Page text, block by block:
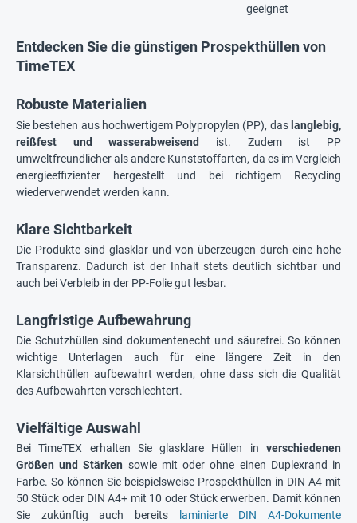
geeignet
Entdecken Sie die günstigen Prospekthüllen von
TimeTEX
Robuste Materialien
Sie bestehen aus hochwertigem Polypropylen (PP), daslanglebig,
reißfest und wasserabweisend ist. Zudem ist PP
umweltfreundlicher als andere Kunststoffarten, da es im Vergleich
energieeffizienter hergestellt und bei richtigem Recycling
wiederverwendet werden kann.
Klare Sichtbarkeit
Die Produkte sind glasklar und von überzeugen durch eine hohe
Transparenz. Dadurch ist der Inhalt stets deutlich sichtbar und
auch bei Verbleib in der PP-Folie gut lesbar.
Langfristige Aufbewahrung
Die Schutzhüllen sind dokumentenecht und säurefrei. So können
wichtige Unterlagen auch für eine längere Zeit in den
Klarsichthüllen aufbewahrt werden, ohne dass sich die Qualität
des Aufbewahrten verschlechtert.
Vielfältige Auswahl
Bei TimeTEX erhalten Sie glasklare Hüllen in verschiedenen
Größen und Stärken sowie mit oder ohne einen Duplexrand in
Farbe. So können Sie beispielsweise Prospekthüllen in DIN A4 mit
50 Stück oder DIN A4+ mit 10 oder Stück erwerben. Damit können
Sie zukünftig auch bereits
laminierte DIN A4-Dokumente